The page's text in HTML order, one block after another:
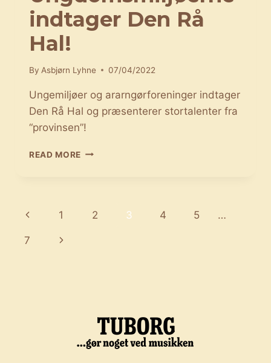
indtager Den Rå
Hal!
By Asbjørn Lyhne 07/04/2022
Ungemiljøer og ararngørforeninger indtager
Den Rå Hal og præsenterer stortalenter fra
“provinsen”!
READ MORE UMTO:
HAL!
Page
navigation
Previous
Page
1 2 3 4 5 …
7
Next